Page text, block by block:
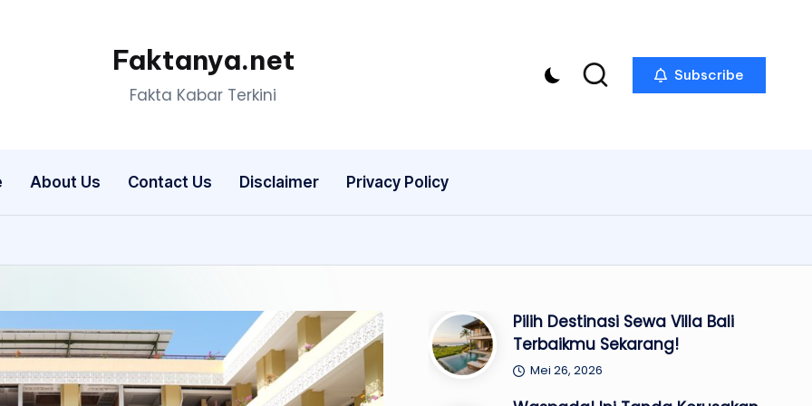
Faktanya.net
Fakta Kabar Terkini
Subscribe
About Us Contact Us Disclaimer Privacy Policy
Pilih Destinasi Sewa Villa Bali
Terbaikmu Sekarang!
Mei 26, 2026